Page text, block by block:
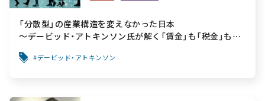
「分散型」の産業構造を変えなかった日本
～デービッド・アトキンソン氏が解く「賃金」も「税金」も上
デービッド・アトキンソン